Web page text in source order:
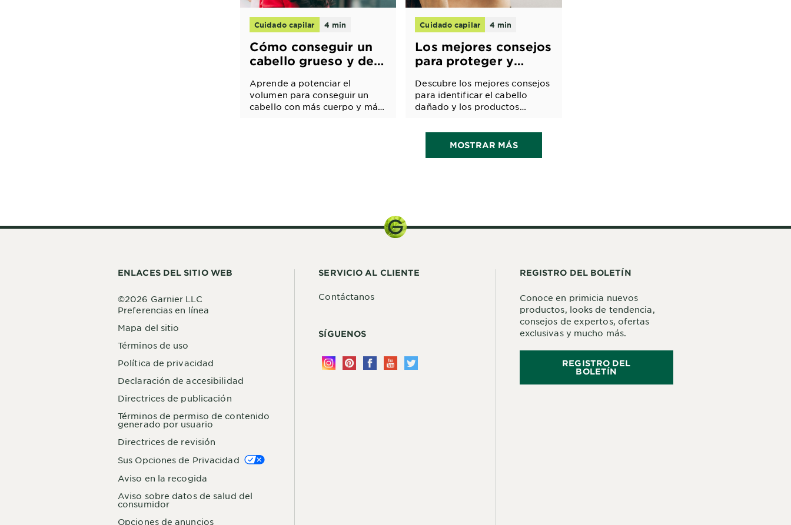
Cuidado capilar 4 min
Cómo conseguir un
cabello grueso y de
Aprende a potenciar el
volumen para conseguir un
cabello con más cuerpo y más
Cuidado capilar 4 min
Los mejores consejos
para proteger y
dañado
Descubre los mejores consejos
para identificar el cabello
dañado y los productos
salud capilar.
MOSTRAR MÁS
ENLACES DEL SITIO WEB
Preferencias en línea
Mapa del sitio
Términos de uso
Política de privacidad
Declaración de accesibilidad
Directrices de publicación
Términos de permiso de contenido
generado por usuario
Directrices de revisión
Sus Opciones de Privacidad
Aviso en la recogida
Aviso sobre datos de salud del
consumidor
Opciones de anuncios
©2026 Garnier LLC
SERVICIO AL CLIENTE
Contáctanos
SÍGUENOS
REGISTRO DEL BOLETÍN
Conoce en primicia nuevos
productos, looks de tendencia,
consejos de expertos, ofertas
exclusivas y mucho más.
REGISTRO DEL
BOLETÍN